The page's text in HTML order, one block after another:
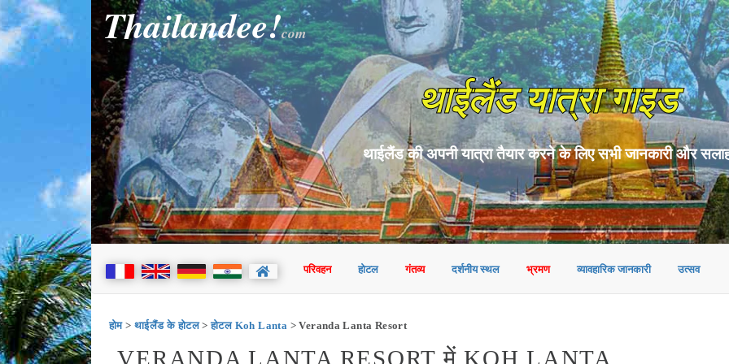
Thailandee!com
थाईलैंड यात्रा गाइड
थाईलैंड की अपनी यात्रा तैयार करने के लिए सभी जानकारी और
परिवहन होटल गंतव्य दर्शनीय स्थल भ्रमण व्यावहारिक जानकारी उत्सव
होम>थाईलैंड के होटल>होटल Koh Lanta > Veranda Lanta Resort
VERANDA LANTA RESORT में KOH LANTA